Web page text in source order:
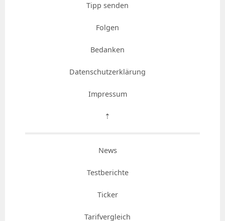
Tipp senden
Folgen
Bedanken
Datenschutzerklärung
Impressum
⇡
News
Testberichte
Ticker
Tarifvergleich